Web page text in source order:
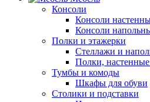
Консоли
Консоли
Консоли
Полки и этажерки
Стеллажи и
Полки,
Тумбы и комоды
Шкафы для обуви
Столики и подставки